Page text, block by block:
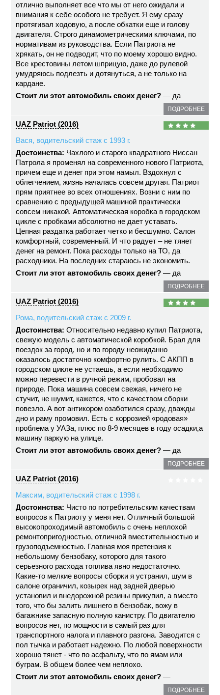
отлично выполняет все что мы от него ожидали и
внимания к себе особого не требует. Я ему сразу
протягивал ходовую, а после обкатки еще и голову
двигателя. Строго динамометрическими ключами, по
нормативам из руководства. Если Патриота не
хрякать, он не подводит, что по моему хорошо видно.
Все крестовины летом шприцую, даже до рулевой
умудряюсь подлезть и дотянуться, а не только на
кардане.
Стоит ли этот автомобиль своих денег? — да
ПОДРОБНЕЕ
UAZ Patriot (2016)
Вася, водительский стаж с 1993 г.
Достоинства: Чахлого и старого квадратного Ниссан
Патрола я променял на современного нового Патриота,
причем еще и денег при этом намыл. Вздохнул с
облегчением, жизнь началась совсем другая. Патриот
прям приятнее во всех отношениях. Возни с ним по
сравнению с предыдущей машиной практически
совсем никакой. Автоматическая коробка в городском
цикле с пробками абсолютно не дает уставать.
Цепная раздатка работает четко и бесшумно. Салон
комфортный, современный. И что радует – не тянет
денег на ремонт. Пока расходы только на ТО, да
расходники. На последних стараюсь не экономить.
Стоит ли этот автомобиль своих денег? — да
ПОДРОБНЕЕ
UAZ Patriot (2016)
Рома, водительский стаж с 2009 г.
Достоинства: Относительно недавно купил Патриота,
свежую модель с автоматической коробкой. Брал для
поездок за город, но и по городу неожиданно
оказалось достаточно комфортно рулить. С АКПП в
городском цикле не устаешь, а если необходимо
можно перевести в ручной режим, пробовал на
природе. Пока машина совсем свежая, ничего не
стучит, не шумит, кажется, что с качеством сборки
повезло. А вот антикором озаботился сразу, дважды
дно и раму промовил. Есть с коррозией «родовая»
проблема у УАЗа, плюс по 8-9 месяцев в году осадки,а
машину паркую на улице.
Стоит ли этот автомобиль своих денег? — да
ПОДРОБНЕЕ
UAZ Patriot (2016)
Максим, водительский стаж с 1998 г.
Достоинства: Чисто по потребительским качествам
вопросов к Патриоту у меня нет. Отличный большой
высокопроходимый автомобиль с очень неплохой
ремонтопригодностью, отличной вместительностью и
грузоподъемностью. Главная моя претензия к
небольшому бензобаку, которого для такого
серьезного расхода топлива явно недостаточно.
Какие-то мелкие вопросы сборки я устранил, шум в
салоне ограничил, козырек над задней дверью
установил и внедорожной резины прикупил, а вместо
того, что бы залить лишнего в бензобак, вожу в
багажнике запасную полную канистру. По двигателю
вопросов нет, по мощности в самый раз для
транспортного налога и плавного разгона. Заводится с
пол тычка и работает надежно. По любой поверхности
хорошо тянет - что по асфальту, что по ямам или
буграм. В общем более чем неплохо.
Стоит ли этот автомобиль своих денег? —
ПОДРОБНЕЕ